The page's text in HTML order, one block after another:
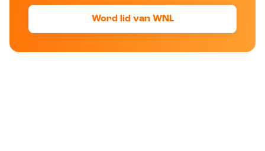
Word lid van WNL